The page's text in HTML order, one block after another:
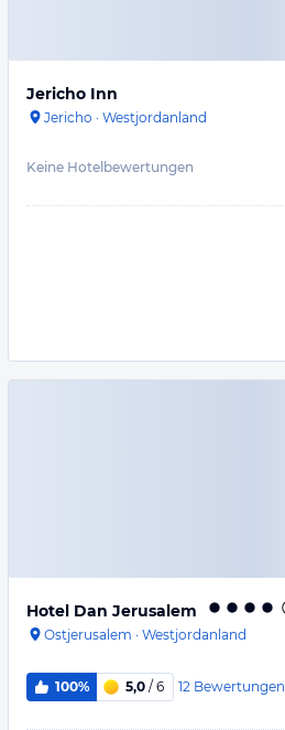
Jericho Inn
Jericho · Westjordanland
Keine Hotelbewertungen
Hotel Dan Jerusalem
Ostjerusalem · Westjordanland
100% 5,0 / 6 12 Bewertungen